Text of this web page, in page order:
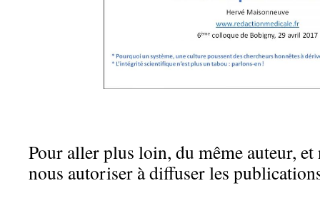
Pour aller plus loin, du même auteur,
nous autoriser à diffuser les